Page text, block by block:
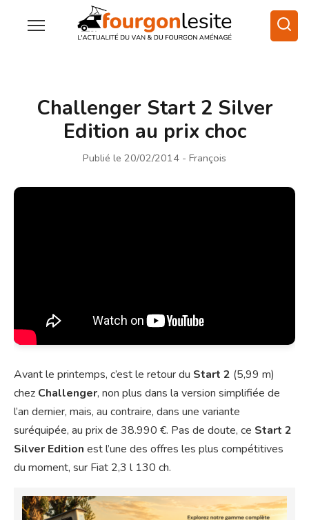
Challenger Start 2 Silver
Edition au prix choc
Publié le 20/02/2014 - François
Avant le printemps, c’est le retour du Start 2 (5,99 m)
chez Challenger, non plus dans la version simplifiée de
l’an dernier, mais, au contraire, dans une variante
suréquipée, au prix de 38.990 €. Pas de doute, ce Start 2
Silver Edition est l’une des offres les plus compétitives
du moment, sur Fiat 2,3 l 130 ch.